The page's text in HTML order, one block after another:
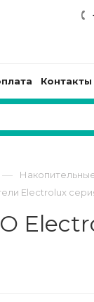
Контакты
—
Electrolux
O